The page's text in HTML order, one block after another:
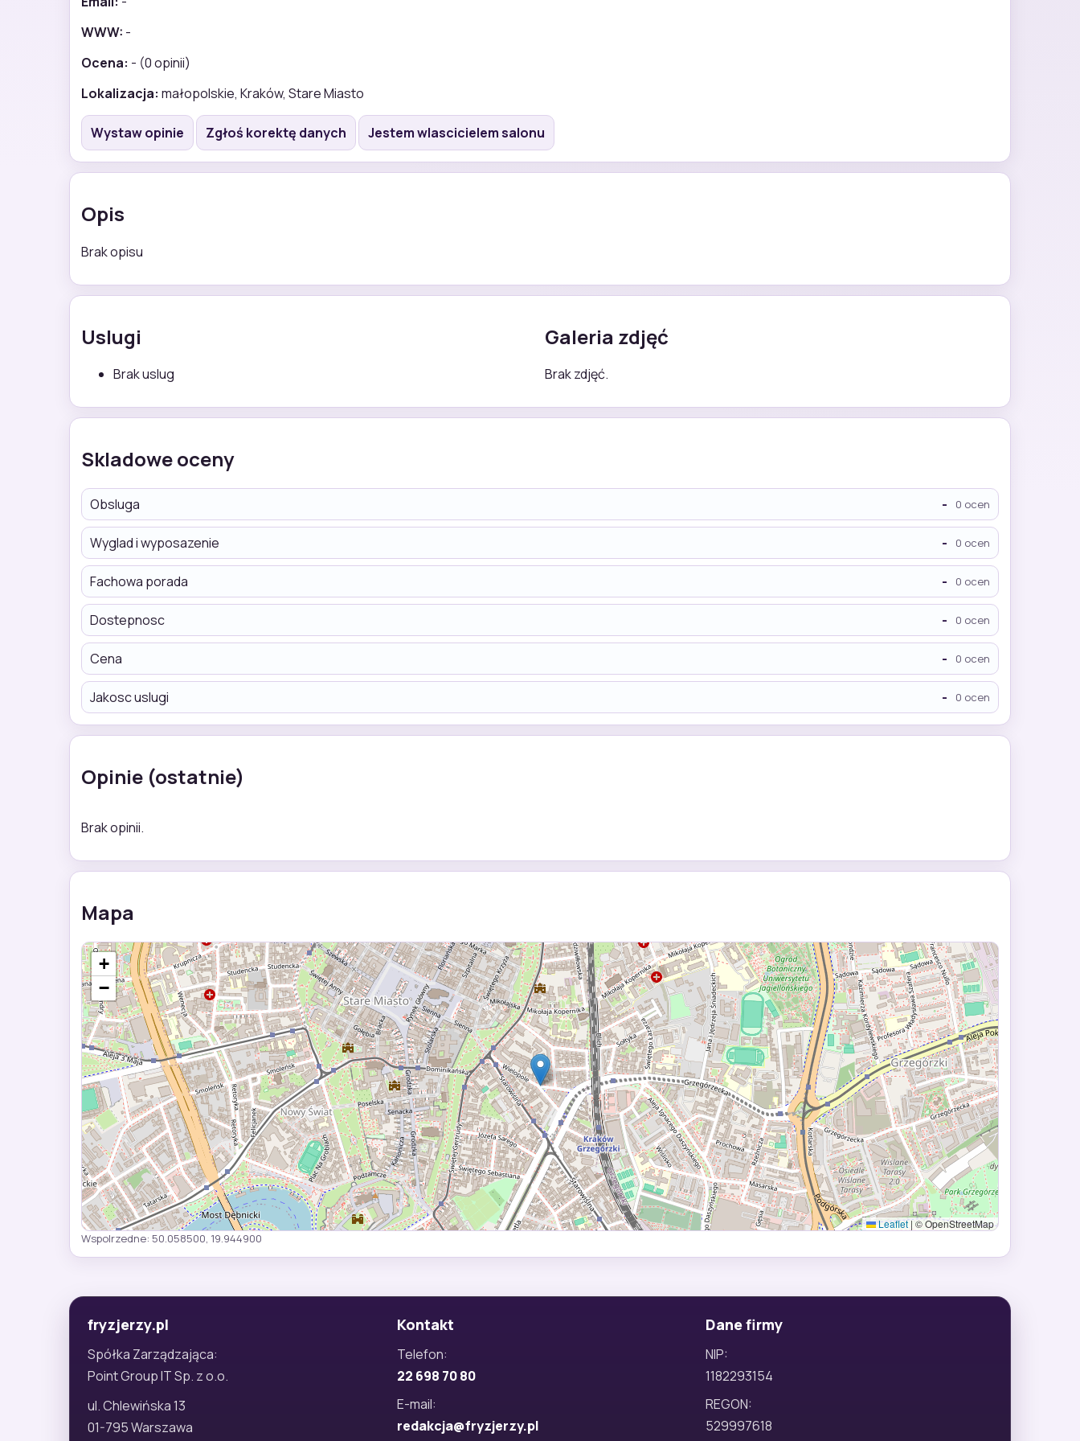
WWW: -
Ocena: - (0 opinii)
Lokalizacja: małopolskie, Kraków, Stare Miasto
Wystaw opinie Zgłoś korektę danych Jestem wlascicielem salonu
Opis
Brak opisu
Uslugi
Brak uslug
Galeria zdjęć
Brak zdjęć.
Skladowe oceny
Obsluga - 0 ocen
Wyglad i wyposazenie - 0 ocen
Fachowa porada - 0 ocen
Dostepnosc - 0 ocen
Cena - 0 ocen
Jakosc uslugi - 0 ocen
Opinie (ostatnie)
Brak opinii.
Mapa
+
−
Leaflet |© OpenStreetMap
Wspolrzedne: 50.058500, 19.944900
fryzjerzy.pl
Spółka Zarządzająca:
Point Group IT Sp. z o.o.
ul. Chlewińska 13
01-795 Warszawa
Kontakt
Telefon:
22 698 70 80
E-mail:
redakcja@fryzjerzy.pl
Dane firmy
NIP:
1182293154
REGON:
529997618